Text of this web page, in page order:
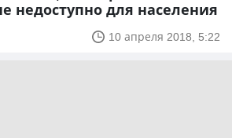
недоступно для населения
10 апреля 2018, 5:22